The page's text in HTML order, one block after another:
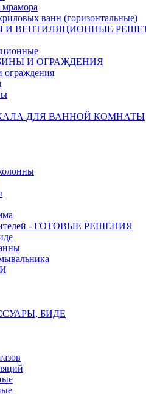
ванн (горизонтальные)
И ВЕНТИЛЯЦИОННЫЕ
И ОГРАЖДЕНИЯ
ограждения
ДЛЯ ВАННОЙ КОМНАТЫ
- ГОТОВЫЕ РЕШЕНИЯ
БИДЕ